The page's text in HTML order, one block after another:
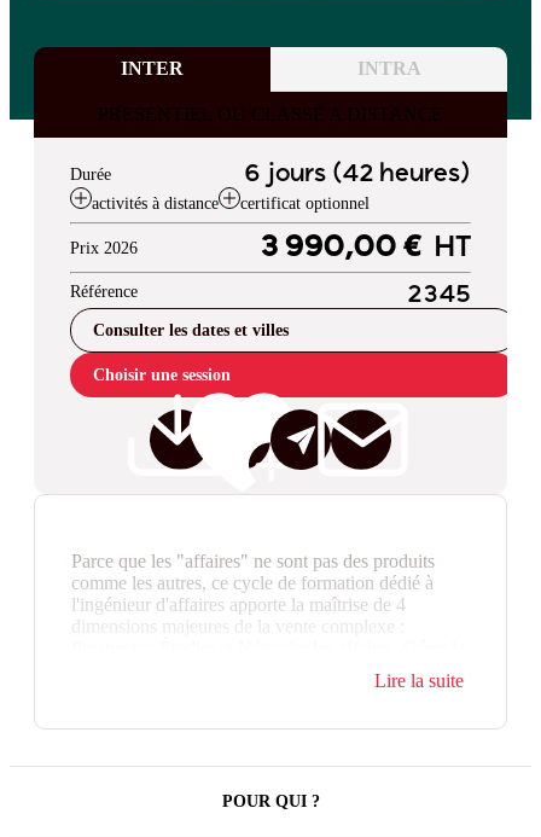
INTER INTRA
PRESENTIEL OU CLASSE A DISTANCE
Durée 6 jours (42 heures)
activités à distance certificat optionnel
Prix 2026 3 990,00 € HT
Référence 2345
Consulter les dates et villes
Choisir une session
Parce que les "affaires" ne sont pas des produits
comme les autres, ce cycle de formation dédié à
l'ingénieur d'affaires apporte la maîtrise de 4
dimensions majeures de la vente complexe :
technologies, de services ou prestations sur mesure,
consultation, plus ou moins formalisée par un cahier
Lire la suite
POUR QUI ?